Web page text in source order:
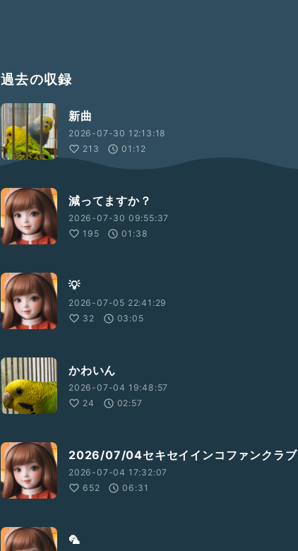
過去の収録
新曲
2026-07-30 12:13:18
213
01:12
減ってますか？
2026-07-30 09:55:37
195
01:38
💡
2026-07-05 22:41:29
32
03:05
かわいん
2026-07-04 19:48:57
24
02:57
2026/07/04セキセイインコファンクラブ
2026-07-04 17:32:07
652
06:31
🦜